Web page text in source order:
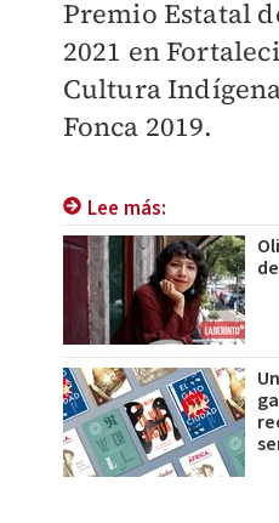
Premio Estatal
2021 en
Cultura
Fonca 2019.
Lee más: